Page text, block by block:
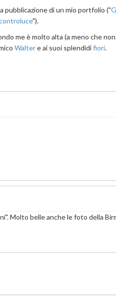
pubblicazione di un mio portfolio ("
").
me è molto alta (a meno che
Waltere ai suoi splendidifiori.
Molto belle anche le foto della